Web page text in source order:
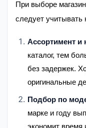
При выборе
следует учитывать
Ассортимент и
каталог, тем
без задержек.
оригинальные
Подбор по
марке и году